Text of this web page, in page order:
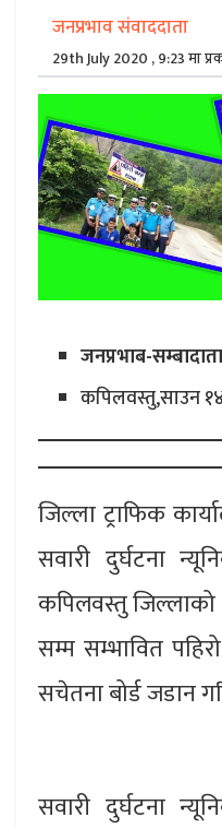
जनप्रभाव संवाददाता
29th July 2020 , 9:23 मा
जनप्रभाब-
कपिलवस्तु,साउन
जिल्ला ट्राफिक
सवारी दुर्घटना
कपिलवस्तु
सम्म सम्भावित
सचेतना बोर्ड जडान
सवारी दुर्घटना